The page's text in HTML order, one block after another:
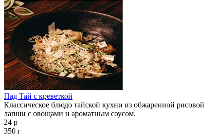
Пад Тай с креветкой
Классическое блюдо тайской кухни из обжаренной рисовой
лапши с овощами и ароматным соусом.
24 р
350 г